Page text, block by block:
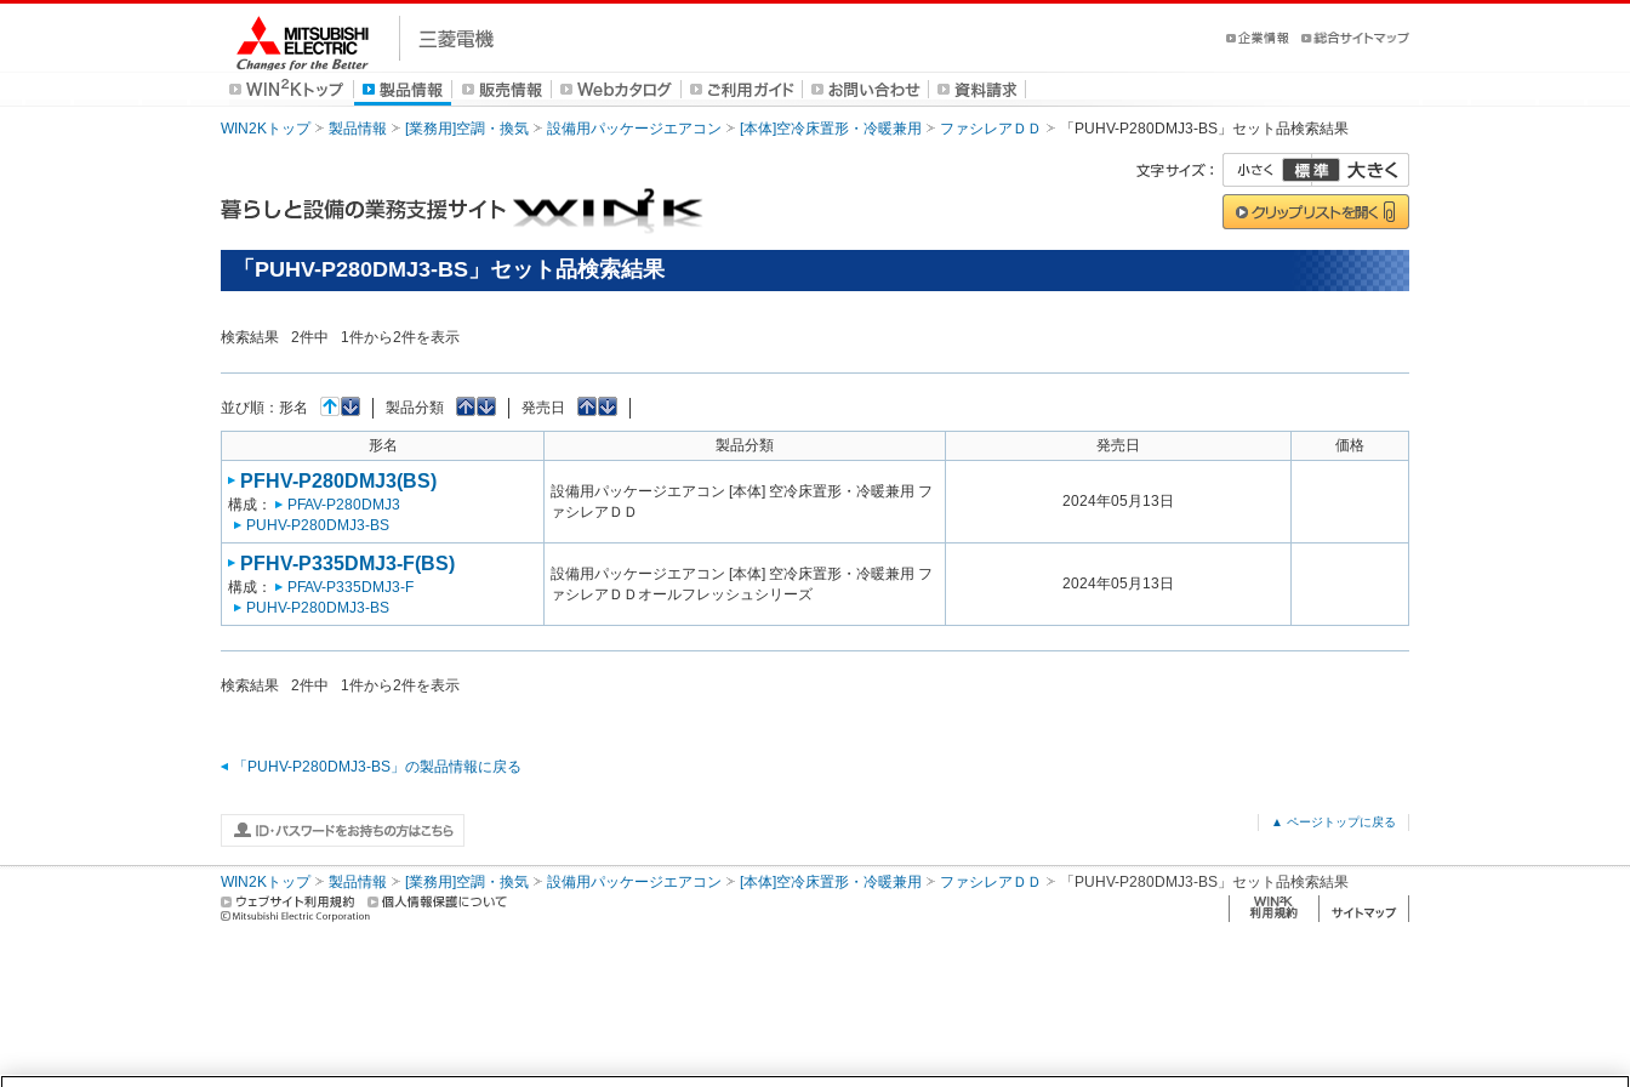
WIN2Kトップ 製品情報 [業務用]空調・換気 設備用パッケージエアコン [本体]空冷床置形・冷暖兼用 ファシレアＤＤ 「PUHV-P280DMJ3-BS」セット品検索結果
「PUHV-P280DMJ3-BS」セット品検索結果
検索結果 2件中 1件から2件を表示
並び順： 形名 製品分類 発売日
形名 製品分類 発売日 価格
PFHV-P280DMJ3(BS)
構成：
PFAV-P280DMJ3
PUHV-P280DMJ3-BS
設備用パッケージエアコン [本体] 空冷床置形・冷暖兼用 フ
ァシレアＤＤ
2024年05月13日
PFHV-P335DMJ3-F(BS)
構成：
PFAV-P335DMJ3-F
PUHV-P280DMJ3-BS
設備用パッケージエアコン [本体] 空冷床置形・冷暖兼用 フ
ァシレアＤＤオールフレッシュシリーズ
2024年05月13日
検索結果 2件中 1件から2件を表示
「PUHV-P280DMJ3-BS」の製品情報に戻る
▲ ページトップに戻る
WIN2Kトップ 製品情報 [業務用]空調・換気 設備用パッケージエアコン [本体]空冷床置形・冷暖兼用 ファシレアＤＤ 「PUHV-P280DMJ3-BS」セット品検索結果